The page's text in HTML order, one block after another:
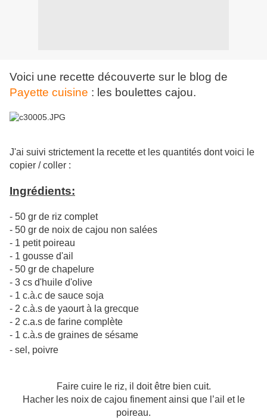
Voici une recette découverte sur le blog de
Payette cuisine : les boulettes cajou.
J'ai suivi strictement la recette et les quantités dont voici le
copier / coller :
Ingrédients:
- 50 gr de riz complet
- 50 gr de noix de cajou non salées
- 1 petit poireau
- 1 gousse d'ail
- 50 gr de chapelure
- 3 cs d'huile d'olive
- 1 c.à.c de sauce soja
- 2 c.à.s de yaourt à la grecque
- 2 c.a.s de farine complète
- 1 c.à.s de graines de sésame
- sel, poivre
Faire cuire le riz, il doit être bien cuit.
Hacher les noix de cajou finement ainsi que l’ail et le
poireau.